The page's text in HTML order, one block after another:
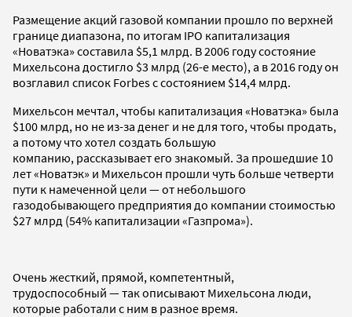
Размещение акций газовой компании прошло по верхней
границе диапазона, по итогам IPO капитализация
«Новатэка» составила $5,1 млрд. В 2006 году состояние
Михельсона достигло $3 млрд (26-е место), а в 2016 году он
возглавил список Forbes c состоянием $14,4 млрд.
Михельсон мечтал, чтобы капитализация «Новатэка» была
$100 млрд, но не из-за денег и не для того, чтобы продать,
а потому что хотел создать большую
компанию, рассказывает его знакомый. За прошедшие 10
лет «Новатэк» и Михельсон прошли чуть больше четверти
пути к намеченной цели — от небольшого
газодобывающего предприятия до компании стоимостью
$27 млрд (54% капитализации «Газпрома»).
Очень жесткий, прямой, компетентный,
трудоспособный — так описывают Михельсона люди,
которые работали с ним в разное время.